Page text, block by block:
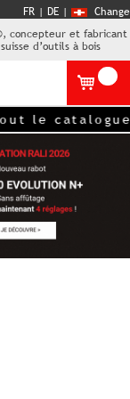
FR | DE |
concepteur et fabricant
suisse d’outils à bois
le catalogue